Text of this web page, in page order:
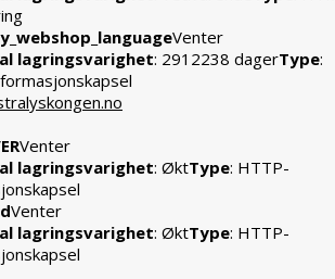
Venter
lagringsvarighet: 2912238 dagerType:
Venter
lagringsvarighet: ØktType: HTTP-
Venter
lagringsvarighet: ØktType: HTTP-